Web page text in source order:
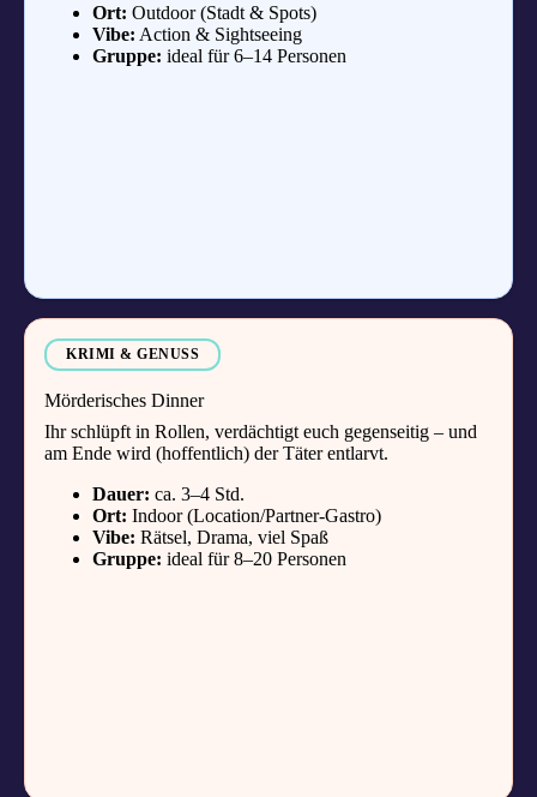
Ort: Outdoor (Stadt & Spots)
Vibe: Action & Sightseeing
Gruppe: ideal für 6–14 Personen
KRIMI & GENUSS
Mörderisches Dinner
Ihr schlüpft in Rollen, verdächtigt euch gegenseitig – und
am Ende wird (hoffentlich) der Täter entlarvt.
Dauer: ca. 3–4 Std.
Ort: Indoor (Location/Partner-Gastro)
Vibe: Rätsel, Drama, viel Spaß
Gruppe: ideal für 8–20 Personen